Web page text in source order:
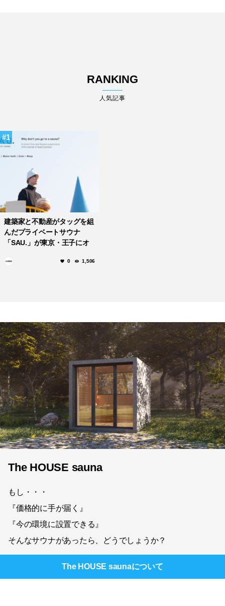
RANKING
人気記事
1
建築家と不動産がタッグを組
んだプライベートサウナ
「SAU.」が東京・王子にオ
0 1,506
The HOUSE sauna
もし・・・
『価格的に手が届く』
『今の環境に設置できる』
そんなサウナがあったら、どうでしょうか？
The HOUSE saunaについて